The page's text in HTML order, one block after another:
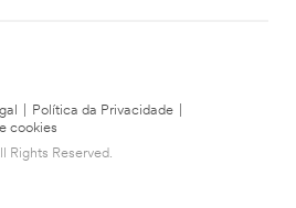
Política da Privacidade
cookies
Reserved.